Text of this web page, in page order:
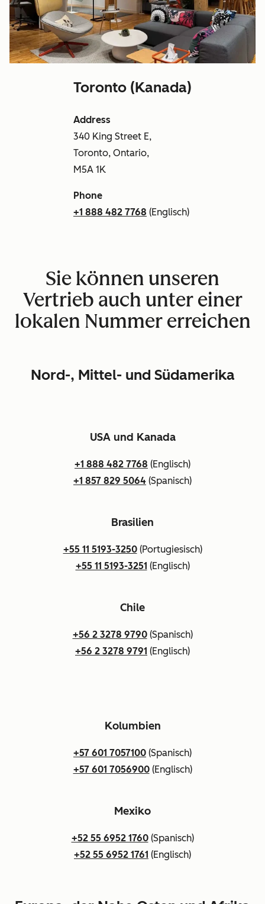
Toronto (Kanada)
Address
340 King Street E,
Toronto, Ontario,
M5A 1K
Phone
+1 888 482 7768 (Englisch)
Sie können unseren
Vertrieb auch unter einer
lokalen Nummer erreichen
Nord-, Mittel- und Südamerika
USA und Kanada
+1 888 482 7768 (Englisch)
+1 857 829 5064 (Spanisch)
Brasilien
+55 11 5193-3250(Portugiesisch)
+55 11 5193-3251 (Englisch)
Chile
+56 2 3278 9790(Spanisch)
+56 2 3278 9791 (Englisch)
Kolumbien
+57 601 7057100 (Spanisch)
+57 601 7056900(Englisch)
Mexiko
+52 55 6952 1760(Spanisch)
+52 55 6952 1761 (Englisch)